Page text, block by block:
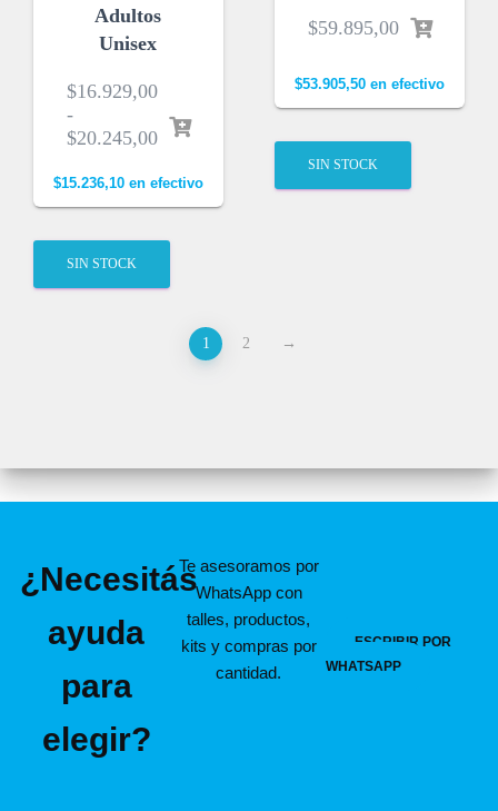
Adultos
Unisex
$16.929,00
-
$20.245,00
$15.236,10en efectivo
SIN STOCK
$59.895,00
$53.905,50 en efectivo
SIN STOCK
1 2 →
¿Necesitás
ayuda
para
elegir?
Te asesoramos por
WhatsApp con
talles, productos,
kits y compras por
cantidad.
ESCRIBIR POR
WHATSAPP